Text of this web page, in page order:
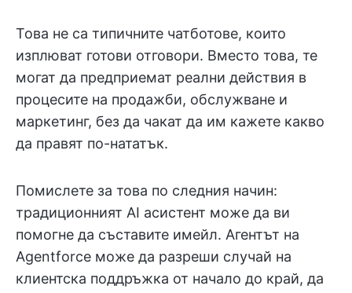
Това не са типичните чатботове, които
изплюват готови отговори. Вместо това, те
могат да предприемат реални действия в
процесите на продажби, обслужване и
маркетинг, без да чакат да им кажете какво
да правят по-нататък.
Помислете за това по следния начин:
традиционният AI асистент може да ви
помогне да съставите имейл. Агентът на
Agentforce може да разреши случай на
клиентска поддръжка от начало до край, да